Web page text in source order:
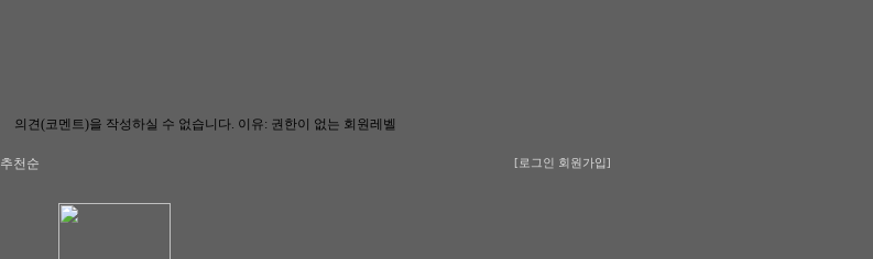
의견(코멘트)을 작성하실 수 없습니다. 이유: 권한이 없는 회원레벨
추천순 [로그인 회원가입]